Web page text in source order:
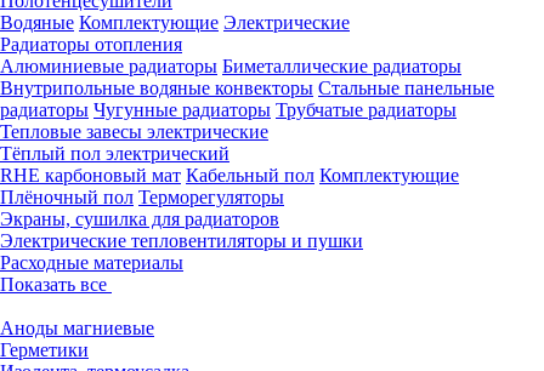
Водяные Комплектующие Электрические
Радиаторы отопления
Алюминиевые радиаторы Биметаллические радиаторы
Внутрипольные водяные конвекторы Стальные панельные
радиаторы Чугунные радиаторы Трубчатые радиаторы
Тепловые завесы электрические
Тёплый пол электрический
RHE карбоновый мат Кабельный пол Комплектующие
Плёночный пол Терморегуляторы
Экраны, сушилка для радиаторов
Электрические тепловентиляторы и пушки
Расходные материалы
Показать все
Аноды магниевые
Герметики